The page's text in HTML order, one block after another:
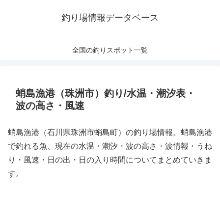
釣り場情報データベース
全国の釣りスポット一覧
蛸島漁港（珠洲市）釣り/水温・潮汐表・
波の高さ・風速
蛸島漁港（石川県珠洲市蛸島町）の釣り場情報。蛸島漁港
で釣れる魚、現在の水温・潮汐・波の高さ・波情報・うね
り・風速・日の出・日の入り時間についてまとめていきま
す。